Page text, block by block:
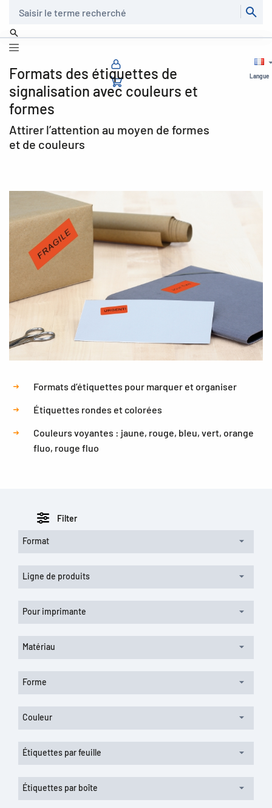
Langue
Formats des étiquettes de
signalisation avec couleurs et
formes
Attirer l’attention au moyen de formes
et de couleurs
Formats d’étiquettes pour marquer et organiser
Étiquettes rondes et colorées
Couleurs voyantes : jaune, rouge, bleu, vert, orange
fluo, rouge fluo
Filter
Format
Ligne de produits
Pour imprimante
Matériau
Forme
Couleur
Étiquettes par feuille
Étiquettes par boîte